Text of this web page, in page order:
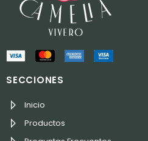
SECCIONES
Inicio
Productos